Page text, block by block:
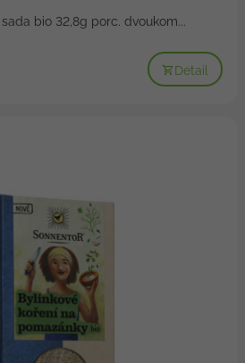
bio 32,8g porc. dvoukom...
Detail